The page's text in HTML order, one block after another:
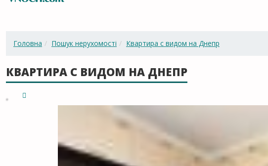
Головна Пошук нерухомості Квартира с видом на Днепр
КВАРТИРА С ВИДОМ НА ДНЕПР